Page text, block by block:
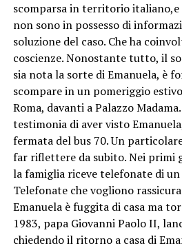
scomparsa in territorio
non sono in possesso di
soluzione del caso. Che ha
coscienze. Nonostante tutto, il
sia nota la sorte di Emanuela, è
scompare in un pomeriggio
Roma, davanti a Palazzo
testimonia di aver visto
fermata del bus 70. Un
far riflettere da subito. Nei primi
la famiglia riceve telefonate di un
Telefonate che vogliono
Emanuela è fuggita di casa ma
1983, papa Giovanni Paolo II,
chiedendo il ritorno a casa di